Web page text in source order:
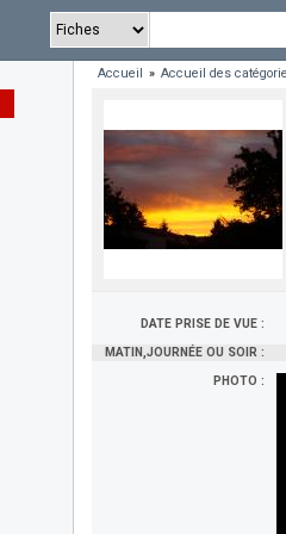
Accueil » Accueil des
DATE PRISE DE VUE :
MATIN,JOURNÉE OU SOIR :
PHOTO :